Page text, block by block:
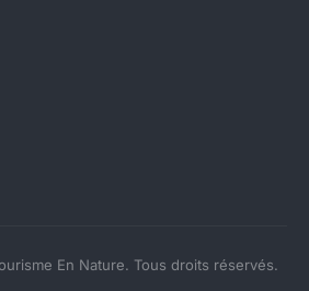
En Nature. Tous droits réservés.